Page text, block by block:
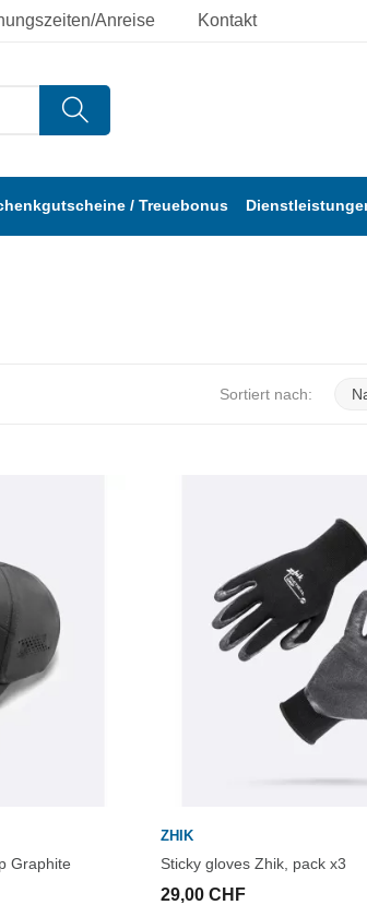
Anreise Kontakt
/ Treuebonus
Sortiert nach:
Graphite
ZHIK
Sticky gloves Zhik, pack x3
29,00 CHF